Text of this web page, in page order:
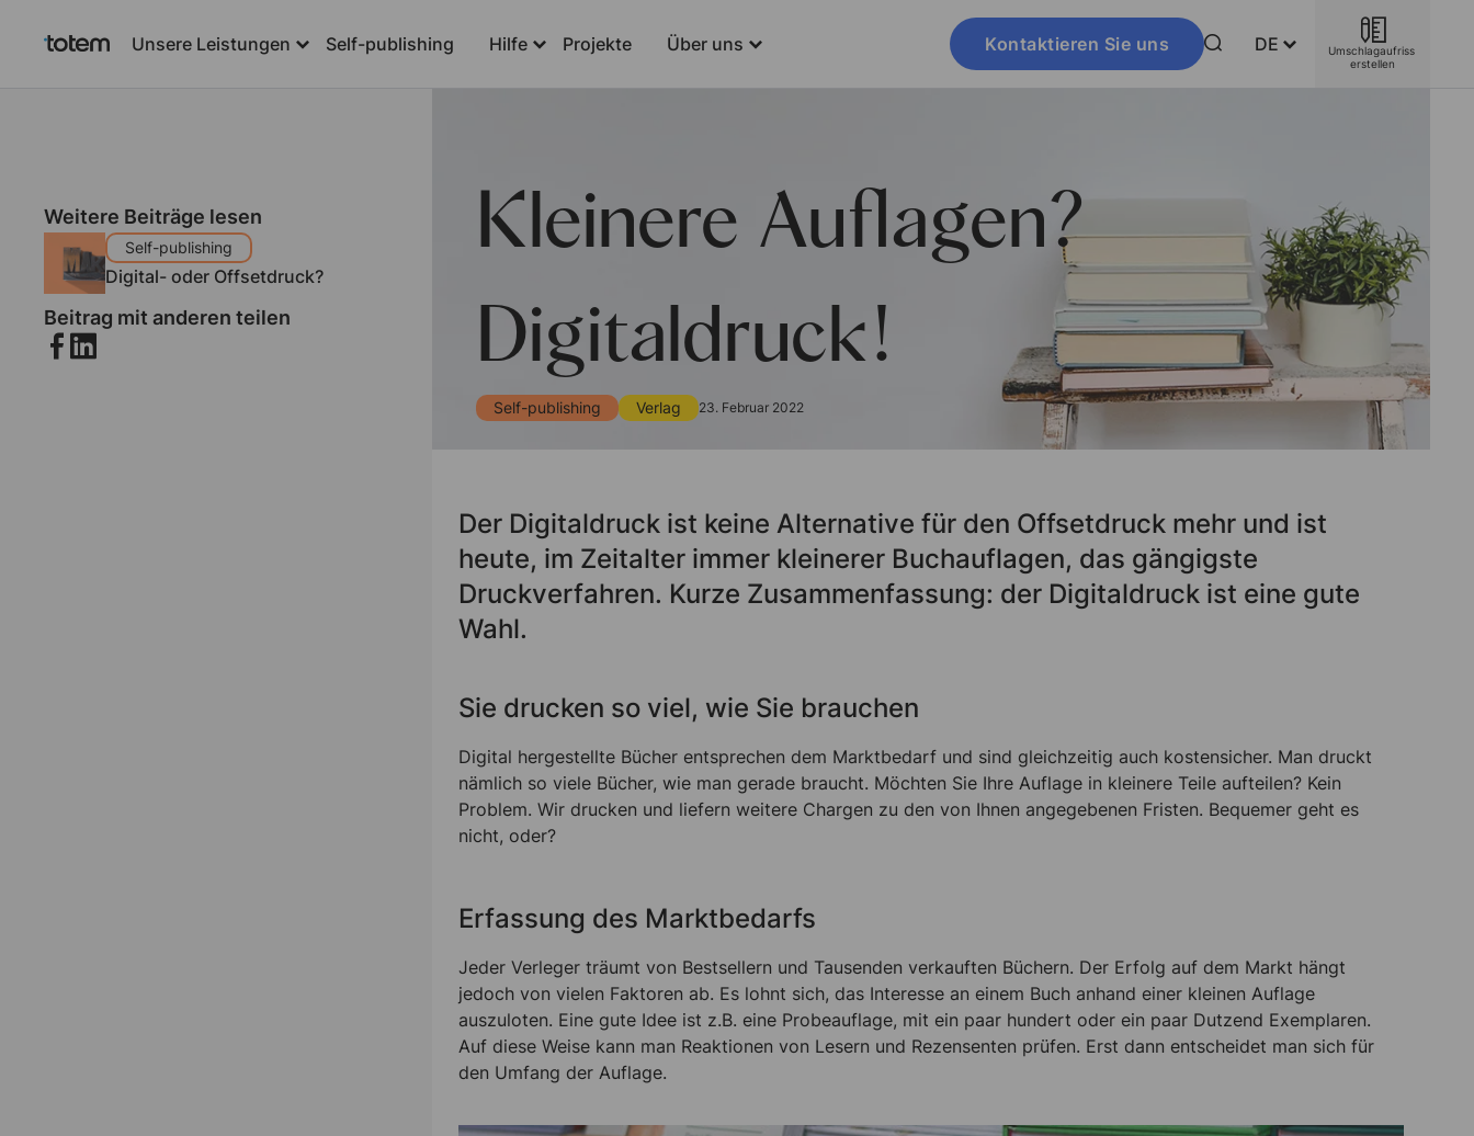
Unsere Leistungen Self-publishing Hilfe Projekte Über uns Kontaktieren Sie uns DE
Umschlagaufriss
erstellen
Weitere Beiträge lesen
Self-publishing
Digital- oder Offsetdruck?
Beitrag mit anderen teilen
Kleinere Auflagen?
Digitaldruck!
Self-publishing Verlag 23. Februar 2022
Der Digitaldruck ist keine Alternative für den Offsetdruck mehr und ist
heute, im Zeitalter immer kleinerer Buchauflagen, das gängigste
Druckverfahren. Kurze Zusammenfassung: der Digitaldruck ist eine gute
Wahl.
Sie drucken so viel, wie Sie brauchen
Digital hergestellte Bücher entsprechen dem Marktbedarf und sind gleichzeitig auch kostensicher. Man druckt
nämlich so viele Bücher, wie man gerade braucht. Möchten Sie Ihre Auflage in kleinere Teile aufteilen? Kein
Problem. Wir drucken und liefern weitere Chargen zu den von Ihnen angegebenen Fristen. Bequemer geht es
nicht, oder?
Erfassung des Marktbedarfs
Jeder Verleger träumt von Bestsellern und Tausenden verkauften Büchern. Der Erfolg auf dem Markt hängt
jedoch von vielen Faktoren ab. Es lohnt sich, das Interesse an einem Buch anhand einer kleinen Auflage
auszuloten. Eine gute Idee ist z.B. eine Probeauflage, mit ein paar hundert oder ein paar Dutzend Exemplaren.
Auf diese Weise kann man Reaktionen von Lesern und Rezensenten prüfen. Erst dann entscheidet man sich für
den Umfang der Auflage.